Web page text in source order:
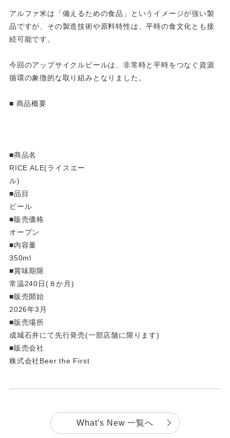
アルファ米は「備えるための食品」というイメージが強い製
品ですが、その製造技術や原料特性は、平時の食文化とも接
続可能です。
今回のアップサイクルビールは、非常時と平時をつなぐ資源
循環の象徴的な取り組みとなりました。
■ 商品概要
■商品名
RICE ALE(ライスエー
ル
■品目
ビール
■販売価格
オープン
■内容量
350ml
■賞味期限
常温240日(８か月)
■販売開始
2026年3月
■販売場所
成城石井にて先行発売(一部店舗に限ります)
■販売会社
株式会社Beer the First
What’s New 一覧へ